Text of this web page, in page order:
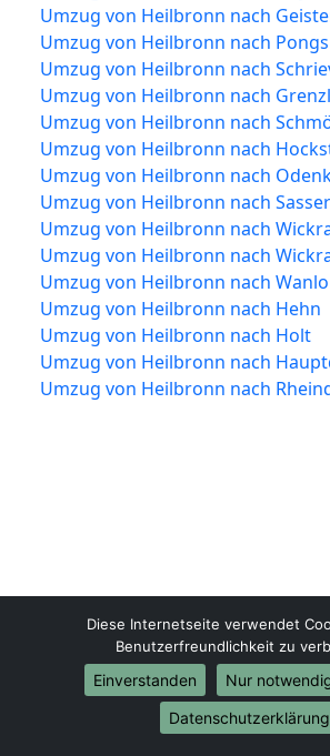
Umzug von Heilbronn nach
Umzug von Heilbronn nach Pongs
Umzug von Heilbronn nach
Umzug von Heilbronn nach
Umzug von Heilbronn nach
Umzug von Heilbronn nach
Umzug von Heilbronn nach
Umzug von Heilbronn nach
Umzug von Heilbronn nach
Umzug von Heilbronn nach
Umzug von Heilbronn nach Wanlo
Umzug von Heilbronn nach Hehn
Umzug von Heilbronn nach Holt
Umzug von Heilbronn nach
Umzug von Heilbronn nach
Heilbronn-Umzüge.de
Heilbronn
01579-2482360
Diese Internetseite verwendet
Benutzerfreundlichkeit zu
Einverstanden
Nur
Datenschutzerklärung